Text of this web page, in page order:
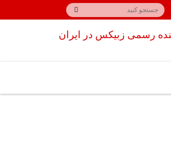
رسمی زبیکس در ایران